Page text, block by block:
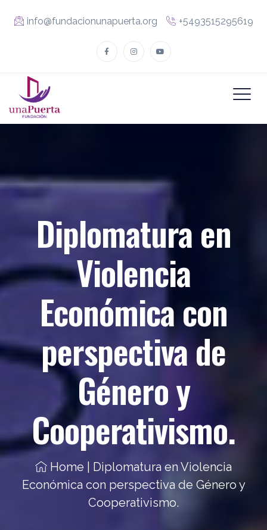
info@fundacionunapuerta.org +5493515295619
Diplomatura en
Violencia
Económica con
perspectiva de
Género y
Cooperativismo.
Home
Diplomatura en Violencia
Económica con perspectiva de Género y
Cooperativismo.